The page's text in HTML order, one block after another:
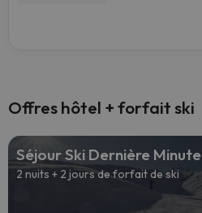
Offres hôtel + forfait ski
Séjour Ski Dernière Minute
2 nuits + 2 jours de forfait de ski